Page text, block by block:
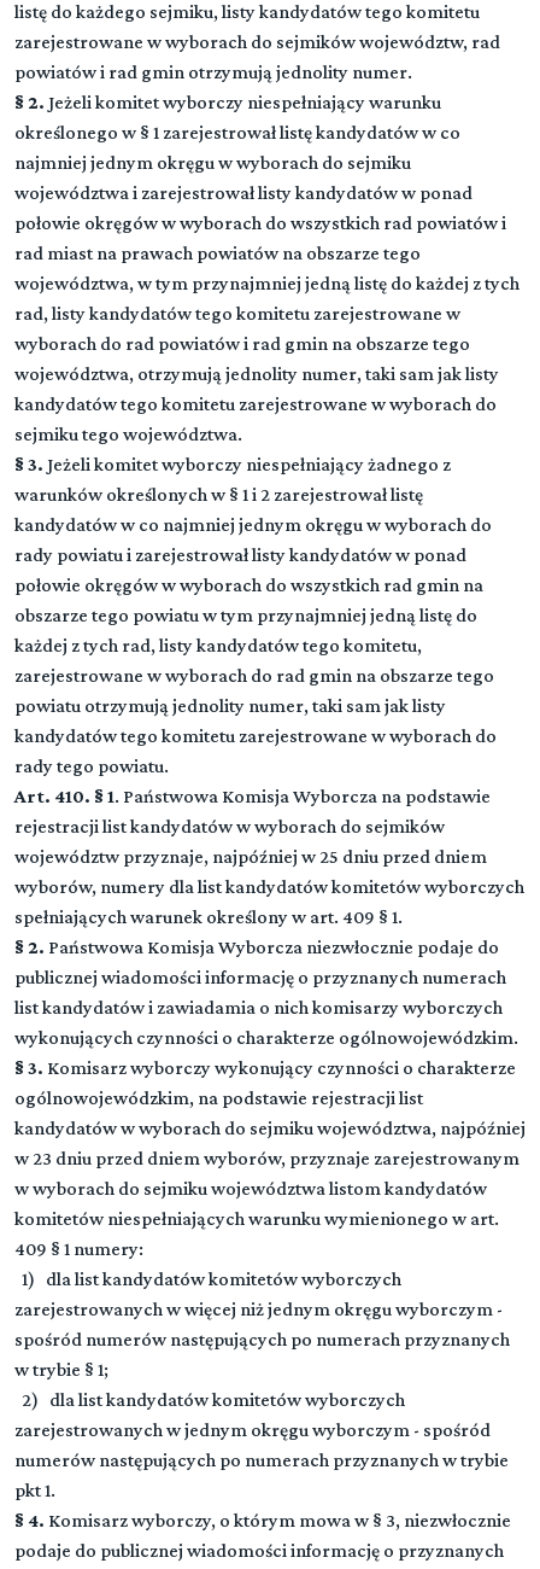
listę do każdego sejmiku, listy kandydatów tego komitetu
zarejestrowane w wyborach do sejmików województw, rad
powiatów i rad gmin otrzymują jednolity numer.
§ 2. Jeżeli komitet wyborczy niespełniający warunku
określonego w § 1 zarejestrował listę kandydatów w co
najmniej jednym okręgu w wyborach do sejmiku
województwa i zarejestrował listy kandydatów w ponad
połowie okręgów w wyborach do wszystkich rad powiatów i
rad miast na prawach powiatów na obszarze tego
województwa, w tym przynajmniej jedną listę do każdej z tych
rad, listy kandydatów tego komitetu zarejestrowane w
wyborach do rad powiatów i rad gmin na obszarze tego
województwa, otrzymują jednolity numer, taki sam jak listy
kandydatów tego komitetu zarejestrowane w wyborach do
sejmiku tego województwa.
§ 3. Jeżeli komitet wyborczy niespełniający żadnego z
warunków określonych w § 1 i 2 zarejestrował listę
kandydatów w co najmniej jednym okręgu w wyborach do
rady powiatu i zarejestrował listy kandydatów w ponad
połowie okręgów w wyborach do wszystkich rad gmin na
obszarze tego powiatu w tym przynajmniej jedną listę do
każdej z tych rad, listy kandydatów tego komitetu,
zarejestrowane w wyborach do rad gmin na obszarze tego
powiatu otrzymują jednolity numer, taki sam jak listy
kandydatów tego komitetu zarejestrowane w wyborach do
rady tego powiatu.
Art. 410. § 1. Państwowa Komisja Wyborcza na podstawie
rejestracji list kandydatów w wyborach do sejmików
województw przyznaje, najpóźniej w 25 dniu przed dniem
wyborów, numery dla list kandydatów komitetów wyborczych
spełniających warunek określony w art. 409 § 1.
§ 2. Państwowa Komisja Wyborcza niezwłocznie podaje do
publicznej wiadomości informację o przyznanych numerach
list kandydatów i zawiadamia o nich komisarzy wyborczych
wykonujących czynności o charakterze ogólnowojewódzkim.
§ 3. Komisarz wyborczy wykonujący czynności o charakterze
ogólnowojewódzkim, na podstawie rejestracji list
kandydatów w wyborach do sejmiku województwa, najpóźniej
w 23 dniu przed dniem wyborów, przyznaje zarejestrowanym
w wyborach do sejmiku województwa listom kandydatów
komitetów niespełniających warunku wymienionego w art.
409 § 1 numery:
1) dla list kandydatów komitetów wyborczych
zarejestrowanych w więcej niż jednym okręgu wyborczym -
spośród numerów następujących po numerach przyznanych
w trybie § 1;
2) dla list kandydatów komitetów wyborczych
zarejestrowanych w jednym okręgu wyborczym - spośród
numerów następujących po numerach przyznanych w trybie
pkt 1.
§ 4. Komisarz wyborczy, o którym mowa w § 3, niezwłocznie
podaje do publicznej wiadomości informację o przyznanych